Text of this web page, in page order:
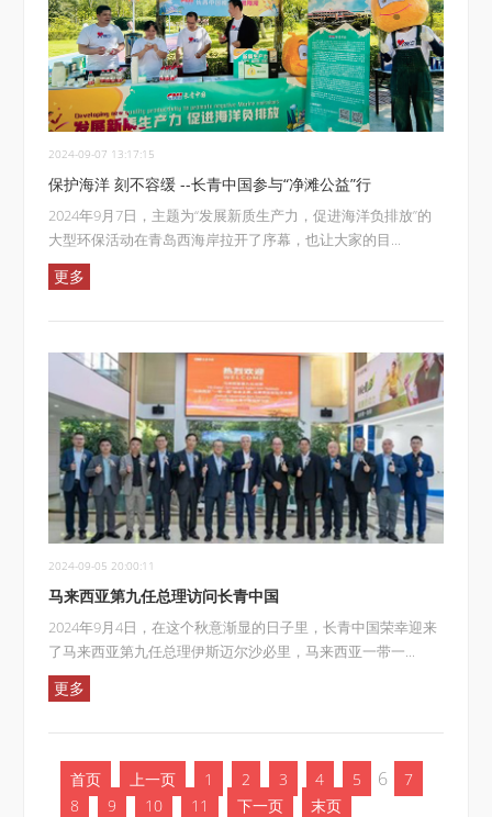
2024-09-07 13:17:15
保护海洋 刻不容缓 --长青中国参与“净滩公益”行
2024年9月7日，主题为“发展新质生产力，促进海洋负排放”的
大型环保活动在青岛西海岸拉开了序幕，也让大家的目...
更多
2024-09-05 20:00:11
马来西亚第九任总理访问长青中国
2024年9月4日，在这个秋意渐显的日子里，长青中国荣幸迎来
了马来西亚第九任总理伊斯迈尔沙必里，马来西亚一带一...
更多
首页 上一页 1 2 3 4 5 6
7
8
9 10 11 下一页 末页